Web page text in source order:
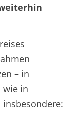
– in
wie in
insbesondere: